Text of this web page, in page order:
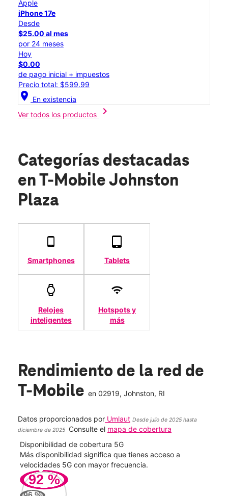
Apple
iPhone 17e
Desde
$25.00 al mes
por 24 meses
Hoy
$0.00
de pago inicial + impuestos
Precio total: $599.99
location_on En existencia
Ver todos los productos
chevron_right
Categorías destacadas
en T-Mobile Johnston
Plaza
Smartphones Tablets
Relojes
inteligentes
Hotspots y
más
Rendimiento de la red de
T-Mobile en 02919, Johnston, RI
Datos proporcionados por Umlaut Desde julio de 2025 hasta
diciembre de 2025
Consulte el mapa de cobertura
Disponibilidad de cobertura 5G
Más disponibilidad significa que tienes acceso a
velocidades 5G con mayor frecuencia.
92 %